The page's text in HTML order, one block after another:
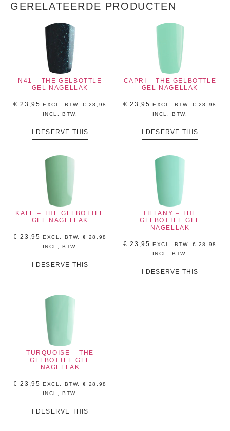
GERELATEERDE PRODUCTEN
N41 – THE GELBOTTLE
GEL NAGELLAK
€ 23,95 EXCL. BTW. € 28,98
INCL, BTW.
I DESERVE THIS
CAPRI – THE GELBOTTLE
GEL NAGELLAK
€ 23,95 EXCL. BTW. € 28,98
INCL, BTW.
I DESERVE THIS
KALE – THE GELBOTTLE
GEL NAGELLAK
€ 23,95 EXCL. BTW. € 28,98
INCL, BTW.
I DESERVE THIS
TIFFANY – THE
GELBOTTLE GEL
NAGELLAK
€ 23,95 EXCL. BTW. € 28,98
INCL, BTW.
I DESERVE THIS
TURQUOISE – THE
GELBOTTLE GEL
NAGELLAK
€ 23,95 EXCL. BTW. € 28,98
INCL, BTW.
I DESERVE THIS